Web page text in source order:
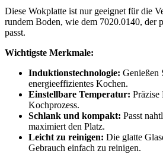
Diese Wokplatte ist nur geeignet für die
rundem Boden, wie dem 7020.0140, der
passt.
Wichtigste Merkmale:
Induktionstechnologie: Genießen
energieeffizientes Kochen.
Einstellbare Temperatur: Präzise
Kochprozess.
Schlank und kompakt: Passt
maximiert den Platz.
Leicht zu reinigen: Die glatte
Gebrauch einfach zu reinigen.